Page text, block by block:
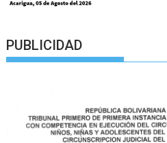
PUBLICIDAD